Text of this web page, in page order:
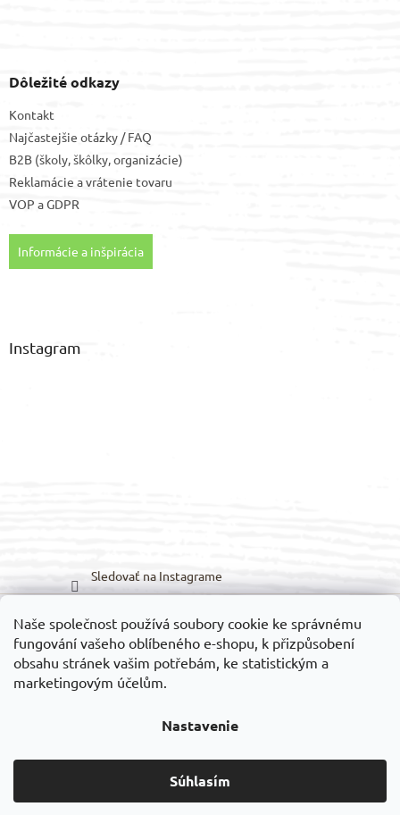
Naše společnost používá soubory cookie ke správnému
fungování vašeho oblíbeného e-shopu, k přizpůsobení
obsahu stránek vašim potřebám, ke statistickým a
marketingovým účelům.
Nastavenie
Súhlasím
Dôležité odkazy
Kontakt
Najčastejšie otázky / FAQ
B2B (školy, škôlky, organizácie)
Reklamácie a vrátenie tovaru
VOP aGDPR
Informácie a inšpirácia
Instagram
Sledovať na Instagrame
Možnosti prepravy: Možnosti platieb:
Vytvoril Shoptet
VELEDILO.cz. Všetky práva vyhradené.